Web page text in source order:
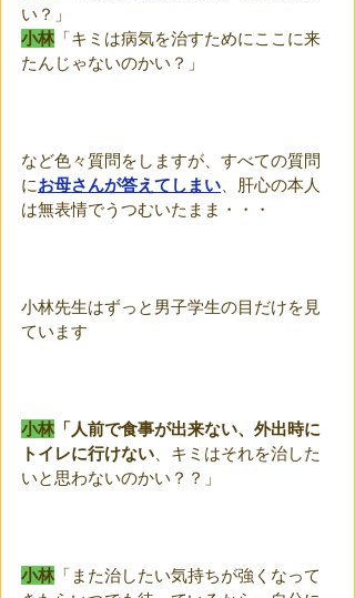
い？」
小林「キミは病気を治すためにここに来
たんじゃないのかい？」
など色々質問をしますが、すべての質問
にお母さんが答えてしまい 、肝心の本人
は無表情でうつむいたまま・・・
小林先生はずっと男子学生の目だけを見
ています
小林「人前で食事が出来ない、外出時に
トイレに行けない 、キミはそれを治した
いと思わないのかい？？」
小林「また治したい気持ちが強くなって